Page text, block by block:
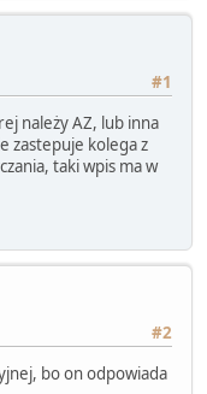
#1
należy AZ, lub inna
zastepuje kolega z
taki wpis ma w
#2
bo on odpowiada